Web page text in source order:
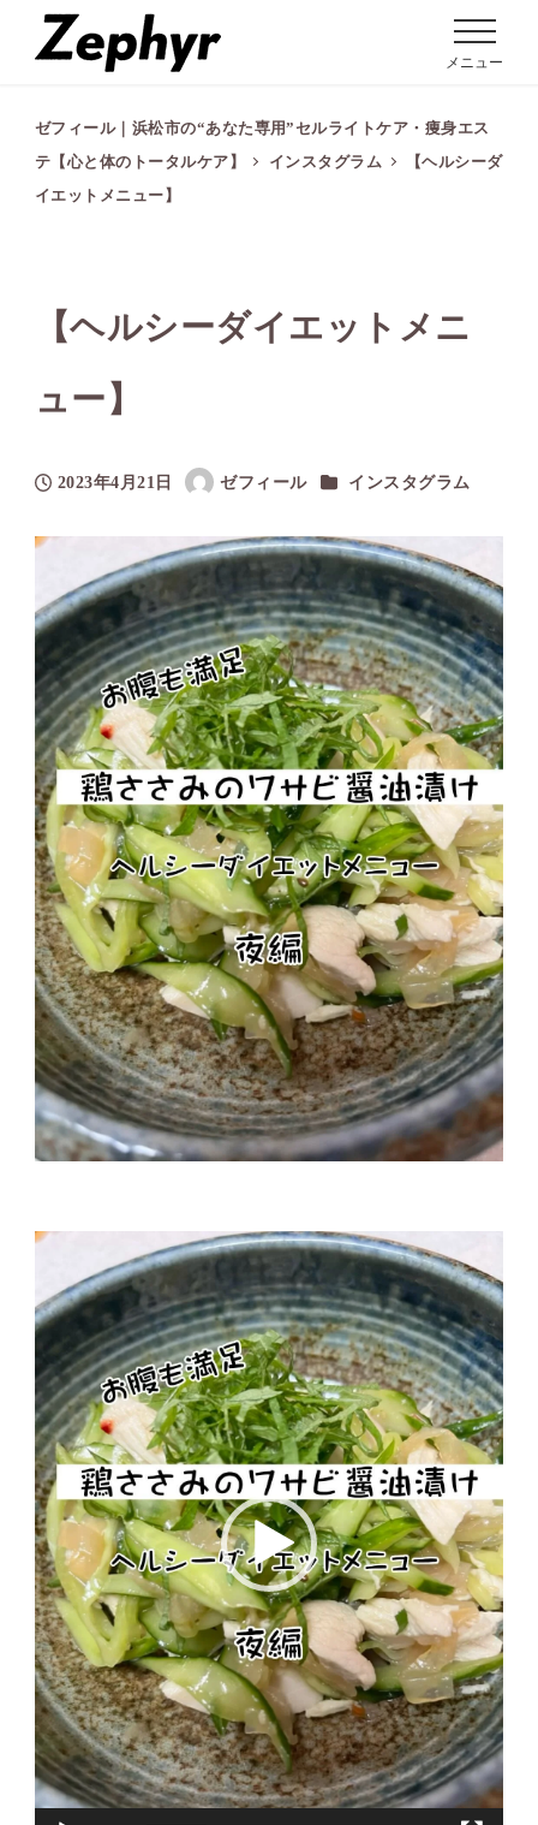
メニュー
ゼフィール｜浜松市の“あなた専用”セルライトケア・痩身エス
テ【心と体のトータルケア】
インスタグラム
【ヘルシーダ
イエットメニュー】
【ヘルシーダイエットメニ
ュー】
2023年4月21日
著
者
ゼフィール カテゴリー
インスタグラム
動
プ
ー
ヤ
ー